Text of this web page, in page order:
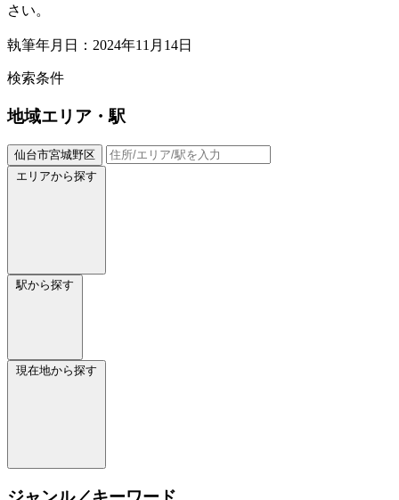
さい。
執筆年月日：2024年11月14日
検索条件
地域エリア・駅
仙台市宮城野区
エリアから探す
駅から探す
現在地から探す